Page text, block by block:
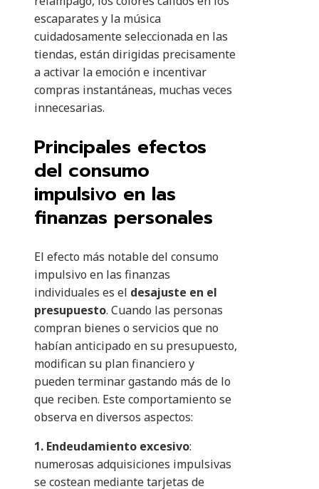
escaparates y la música
cuidadosamente seleccionada en las
tiendas, están dirigidas precisamente
a activar la emoción e incentivar
compras instantáneas, muchas veces
innecesarias.
Principales efectos
del consumo
impulsivo en las
finanzas personales
El efecto más notable del consumo
impulsivo en las finanzas
individuales es el desajuste en el
presupuesto. Cuando las personas
compran bienes o servicios que no
habían anticipado en su presupuesto,
modifican su plan financiero y
pueden terminar gastando más de lo
que reciben. Este comportamiento se
observa en diversos aspectos:
1. Endeudamiento excesivo:
numerosas adquisiciones impulsivas
se costean mediante tarjetas de